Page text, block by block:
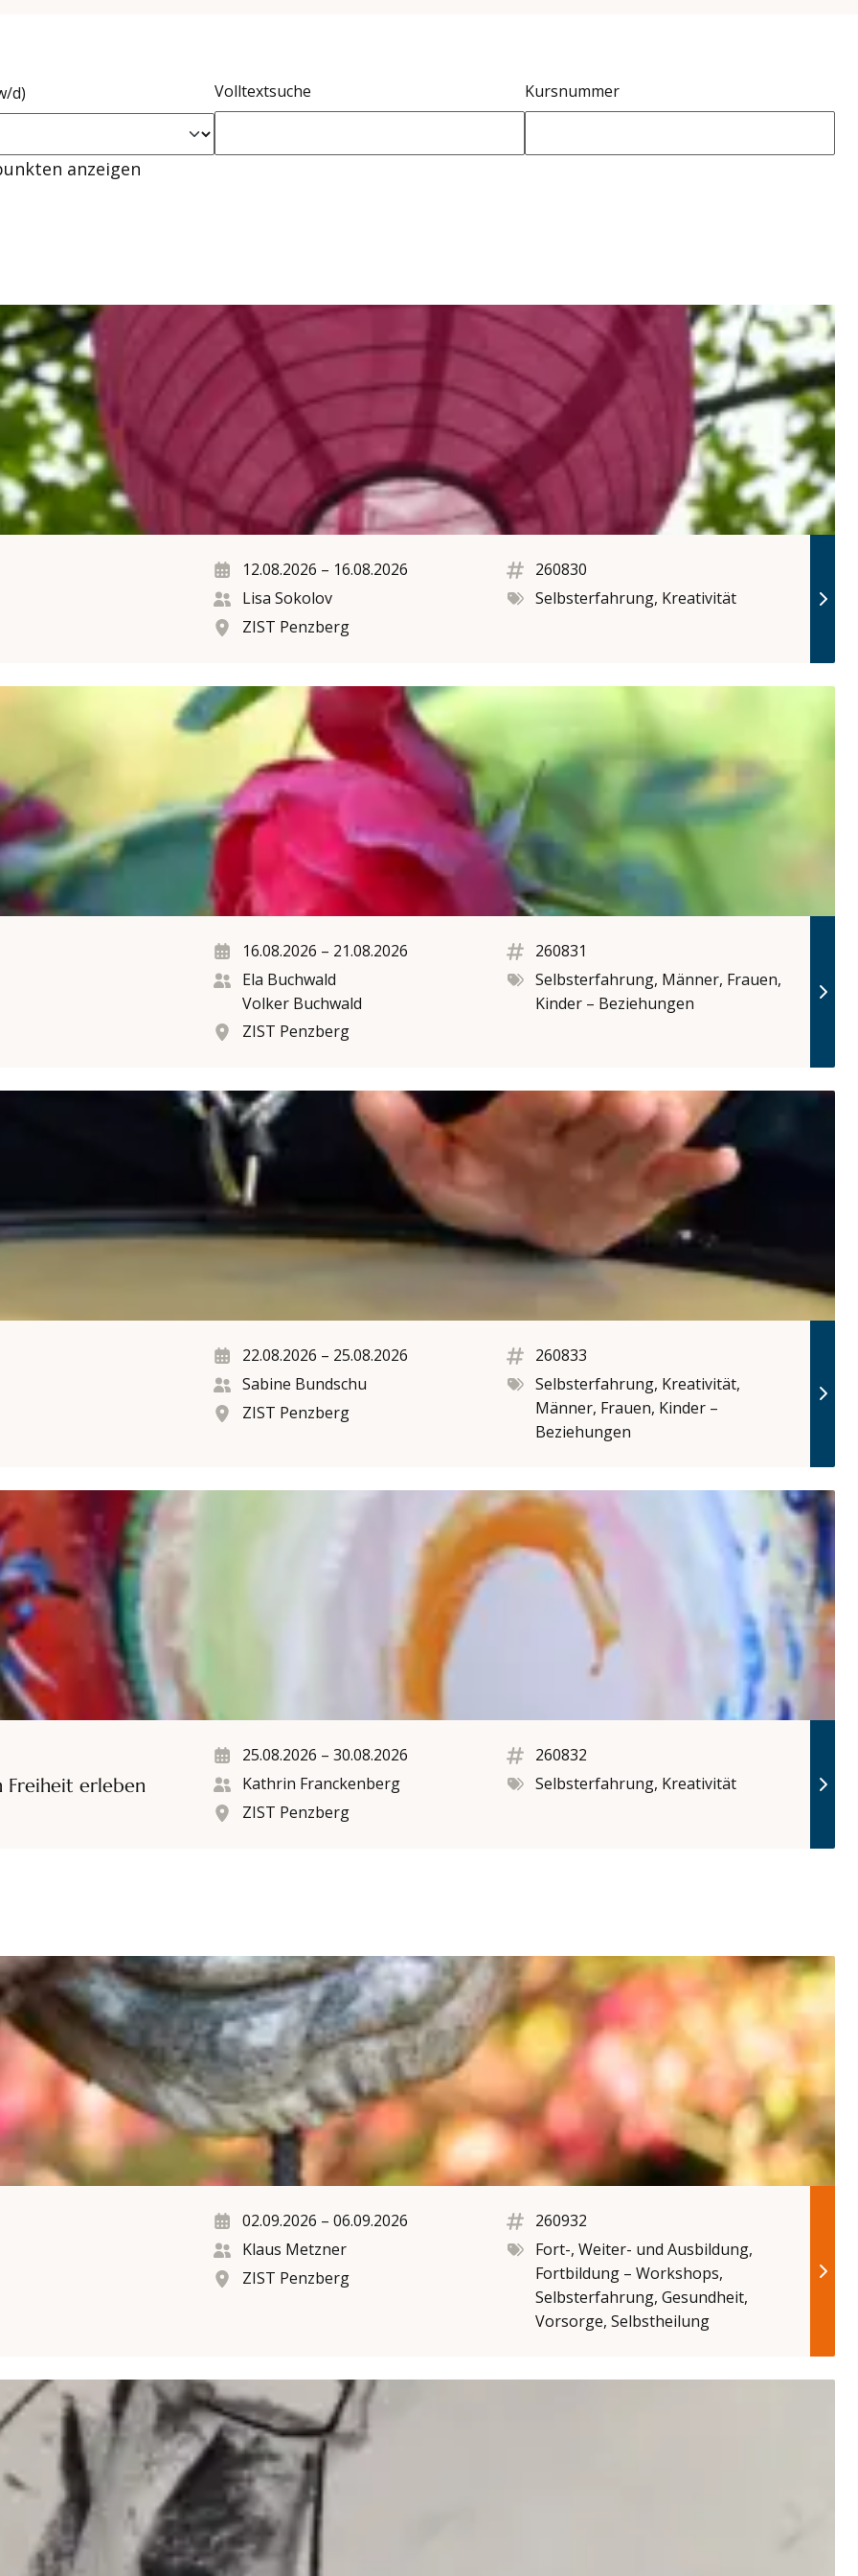
d) Volltextsuche Kursnummer
anzeigen
12.08.2026 – 16.08.2026
Lisa Sokolov
ZIST Penzberg
260830
Selbsterfahrung, Kreativität
16.08.2026 – 21.08.2026
Ela Buchwald
Volker Buchwald
ZIST Penzberg
260831
Selbsterfahrung, Männer, Frauen,
Kinder – Beziehungen
22.08.2026 – 25.08.2026
Sabine Bundschu
ZIST Penzberg
260833
Selbsterfahrung, Kreativität,
Männer, Frauen, Kinder –
Beziehungen
Freiheit erleben
25.08.2026 – 30.08.2026
Kathrin Franckenberg
ZIST Penzberg
260832
Selbsterfahrung, Kreativität
erleben
02.09.2026 – 06.09.2026
Klaus Metzner
ZIST Penzberg
260932
Fort-, Weiter- und Ausbildung,
Fortbildung – Workshops,
Selbsterfahrung, Gesundheit,
Vorsorge, Selbstheilung